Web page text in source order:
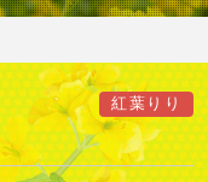
紅葉りり